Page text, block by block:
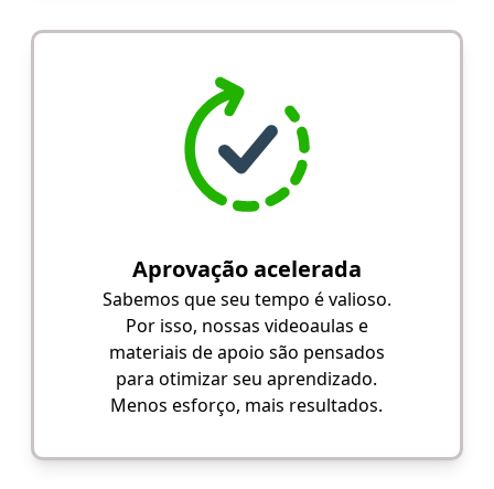
Aprovação acelerada
Sabemos que seu tempo é valioso.
Por isso, nossas videoaulas e
materiais de apoio são pensados
para otimizar seu aprendizado.
Menos esforço, mais resultados.